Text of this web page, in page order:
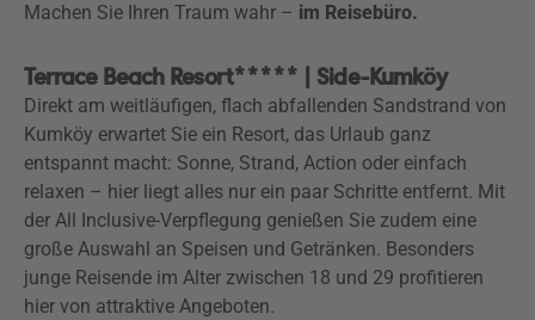
Machen Sie Ihren Traum wahr – im Reisebüro.
Terrace Beach Resort***** | Side-Kumköy
Direkt am weitläufigen, flach abfallenden Sandstrand von
Kumköy erwartet Sie ein Resort, das Urlaub ganz
entspannt macht: Sonne, Strand, Action oder einfach
relaxen – hier liegt alles nur ein paar Schritte entfernt. Mit
der All Inclusive-Verpflegung genießen Sie zudem eine
große Auswahl an Speisen und Getränken. Besonders
junge Reisende im Alter zwischen 18 und 29 profitieren
hier von attraktive Angeboten.